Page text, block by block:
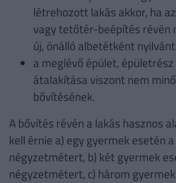
létrehozott lakás akkor, ha
vagy tetőtér-beépítés révén
új, önálló albetétként
a meglévő épület,
átalakítása viszont nem
bővítésének.
A bővítés révén a lakás hasznos
kell érnie a) egy gyermek esetén
négyzetmétert, b) két gyermek
négyzetmétert, c) három